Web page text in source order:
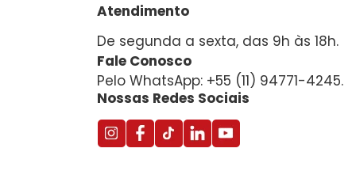
Atendimento
De segunda a sexta, das 9h às 18h.
Fale Conosco
Pelo WhatsApp: +55 (11) 94771-4245.
Nossas Redes Sociais